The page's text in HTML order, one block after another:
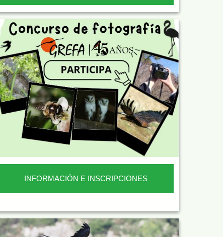
INFORMACIÓN E INSCRIPCIONES